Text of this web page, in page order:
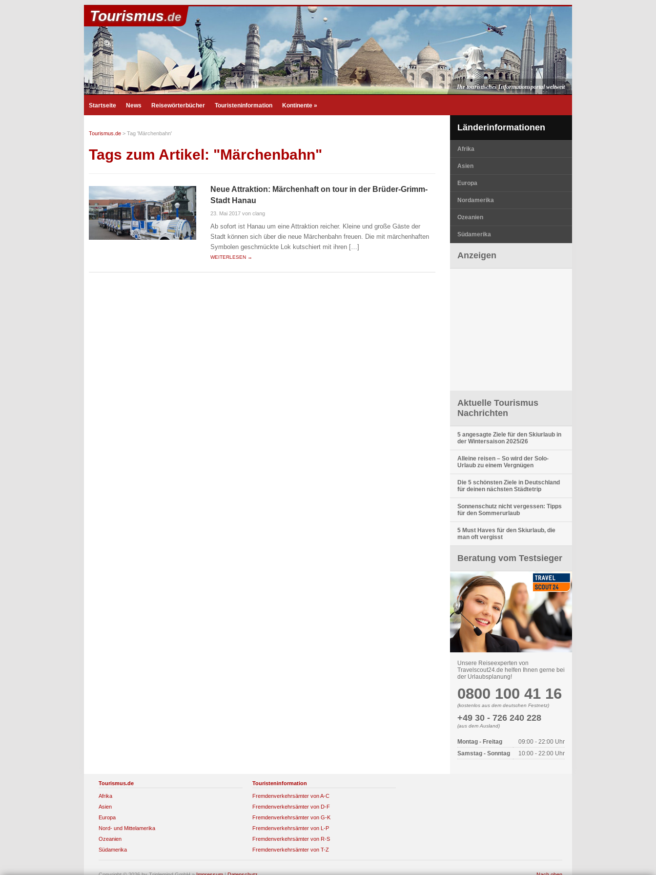
Tourismus.de
Ihr touristisches Informationsportal weltweit
Startseite News Reisewörterbücher Touristeninformation Kontinente »
Tourismus.de > Tag 'Märchenbahn'
Tags zum Artikel: "Märchenbahn"
Neue Attraktion: Märchenhaft on tour in der Brüder-Grimm-
Stadt Hanau
23. Mai 2017 von clang
Ab sofort ist Hanau um eine Attraktion reicher. Kleine und große Gäste der
Stadt können sich über die neue Märchenbahn freuen. Die mit märchenhaften
Symbolen geschmückte Lok kutschiert mit ihren […]
WEITERLESEN →
Länderinformationen
Afrika
Asien
Europa
Nordamerika
Ozeanien
Südamerika
Anzeigen
Aktuelle Tourismus
Nachrichten
5 angesagte Ziele für den Skiurlaub in
der Wintersaison 2025/26
Alleine reisen – So wird der Solo-
Urlaub zu einem Vergnügen
Die 5 schönsten Ziele in Deutschland
für deinen nächsten Städtetrip
Sonnenschutz nicht vergessen: Tipps
für den Sommerurlaub
5 Must Haves für den Skiurlaub, die
man oft vergisst
Beratung vom Testsieger
Unsere Reiseexperten von
Travelscout24.de helfen Ihnen gerne bei
der Urlaubsplanung!
0800 100 41 16
(kostenlos aus dem deutschen Festnetz)
+49 30 - 726 240 228
(aus dem Ausland)
Montag - Freitag
09:00 - 22:00 Uhr
Samstag - Sonntag
10:00 - 22:00 Uhr
Tourismus.de
Afrika
Asien
Europa
Nord- und Mittelamerika
Ozeanien
Südamerika
Touristeninformation
Fremdenverkehrsämter von A-C
Fremdenverkehrsämter von D-F
Fremdenverkehrsämter von G-K
Fremdenverkehrsämter von L-P
Fremdenverkehrsämter von R-S
Fremdenverkehrsämter von T-Z